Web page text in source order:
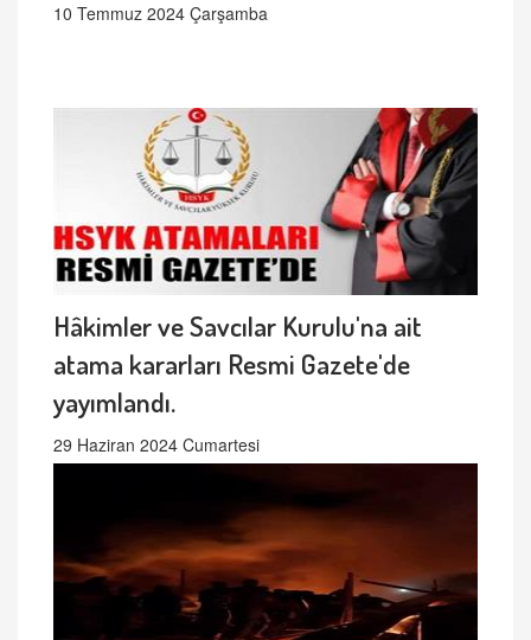
10 Temmuz 2024 Çarşamba
Hâkimler ve Savcılar Kurulu'na ait
atama kararları Resmi Gazete'de
yayımlandı.
29 Haziran 2024 Cumartesi